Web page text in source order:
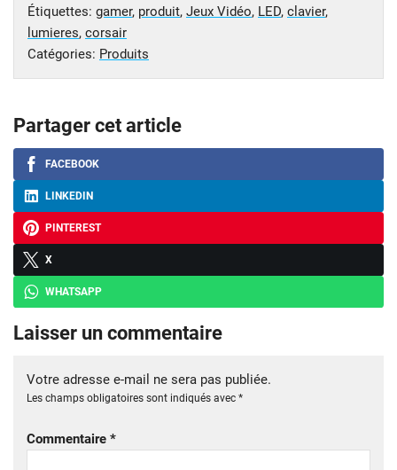
Étiquettes: gamer, produit, Jeux Vidéo, LED, clavier,
lumieres, corsair
Catégories: Produits
Partager cet article
FACEBOOK
LINKEDIN
PINTEREST
X
WHATSAPP
Laisser un commentaire
Votre adresse e-mail ne sera pas publiée.
Les champs obligatoires sont indiqués avec *
Commentaire *